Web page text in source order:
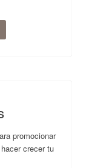
promocionar
crecer tu